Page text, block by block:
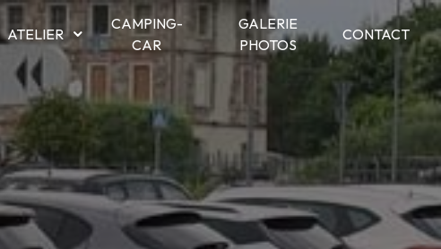
ATELIER
CAMPING-
CAR
GALERIE
PHOTOS
CONTACT